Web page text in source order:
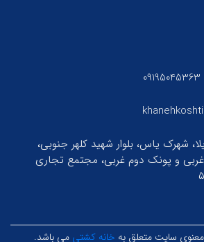
شهرک یاس، بلوار شهید کلهر جنوبی،
و پونک دوم غربی، مجتمع تجاری
سایت متعلق به خانه کشتی می باشد.